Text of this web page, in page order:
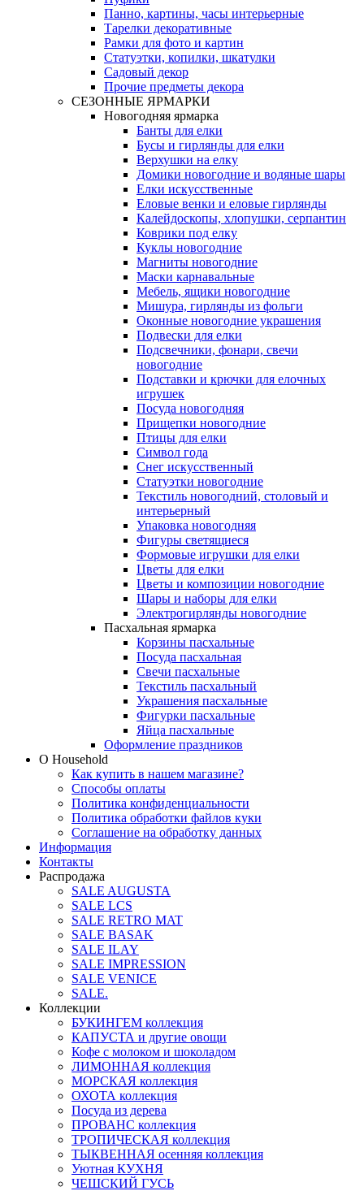
Панно, картины, часы интерьерные
Тарелки декоративные
Рамки для фото и картин
Статуэтки, копилки, шкатулки
Садовый декор
Прочие предметы декора
СЕЗОННЫЕ ЯРМАРКИ
Новогодняя ярмарка
Банты для елки
Бусы и гирлянды для елки
Верхушки на елку
Домики новогодние и водяные шары
Елки искусственные
Еловые венки и еловые гирлянды
Калейдоскопы, хлопушки, серпантин
Коврики под елку
Куклы новогодние
Магниты новогодние
Маски карнавальные
Мебель, ящики новогодние
Мишура, гирлянды из фольги
Оконные новогодние украшения
Подвески для елки
Подсвечники, фонари, свечи
новогодние
Подставки и крючки для елочных
игрушек
Посуда новогодняя
Прищепки новогодние
Птицы для елки
Символ года
Снег искусственный
Статуэтки новогодние
Текстиль новогодний, столовый и
интерьерный
Упаковка новогодняя
Фигуры светящиеся
Формовые игрушки для елки
Цветы для елки
Цветы и композиции новогодние
Шары и наборы для елки
Электрогирлянды новогодние
Пасхальная ярмарка
Корзины пасхальные
Посуда пасхальная
Свечи пасхальные
Текстиль пасхальный
Украшения пасхальные
Фигурки пасхальные
Яйца пасхальные
Оформление праздников
О Household
Как купить в нашем магазине?
Способы оплаты
Политика конфиденциальности
Политика обработки файлов куки
Соглашение на обработку данных
Информация
Контакты
Распродажа
SALE AUGUSTA
SALE LCS
SALE RETRO MAT
SALE BASAK
SALE ILAY
SALE IMPRESSION
SALE VENICE
SALE.
Коллекции
БУКИНГЕМ коллекция
КАПУСТА и другие овощи
Кофе с молоком и шоколадом
ЛИМОННАЯ коллекция
МОРСКАЯ коллекция
ОХОТА коллекция
Посуда из дерева
ПРОВАНС коллекция
ТРОПИЧЕСКАЯ коллекция
ТЫКВЕННАЯ осенняя коллекция
Уютная КУХНЯ
ЧЕШСКИЙ ГУСЬ